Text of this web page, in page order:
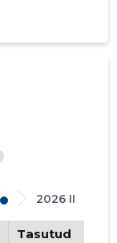
2026 II
Tasutud